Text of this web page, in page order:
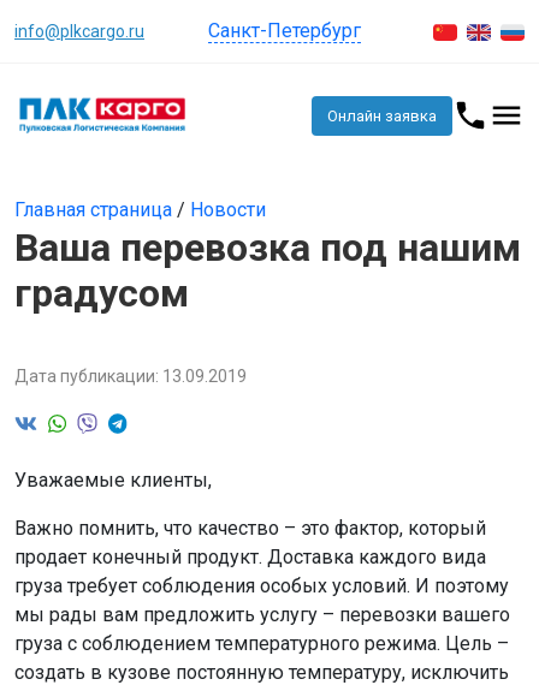
info@plkcargo.ru Санкт-Петербург
Онлайн заявка
Главная страница / Новости
Ваша перевозка под нашим
градусом
Дата публикации: 13.09.2019
Уважаемые клиенты,
Важно помнить, что качество – это фактор, который
продает конечный продукт. Доставка каждого вида
груза требует соблюдения особых условий. И поэтому
мы рады вам предложить услугу – перевозки вашего
груза с соблюдением температурного режима. Цель –
создать в кузове постоянную температуру, исключить